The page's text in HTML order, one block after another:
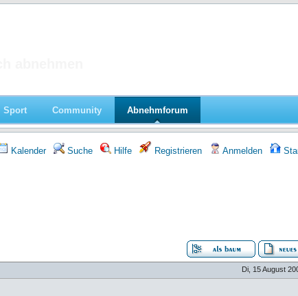
Sport Community Abnehmforum
Kalender Suche Hilfe Registrieren Anmelden
Di, 15 August